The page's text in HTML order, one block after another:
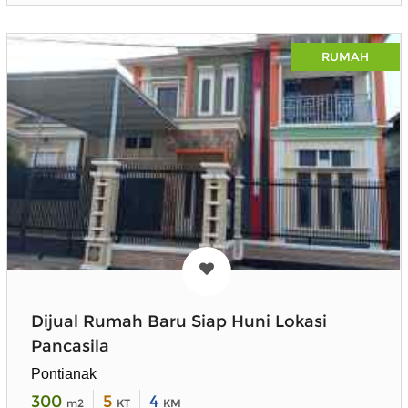
RUMAH
Dijual Rumah Baru Siap Huni Lokasi
Pancasila
Pontianak
300 m2 5 KT 4 KM